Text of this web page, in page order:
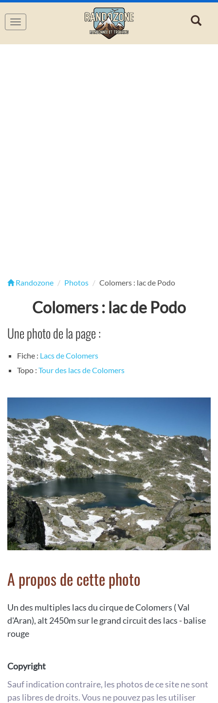
Navigation
Randozone Photos Colomers : lac de Podo
Colomers : lac de Podo
Une photo de la page :
Fiche : Lacs de Colomers
Topo : Tour des lacs de Colomers
A propos de cette photo
Un des multiples lacs du cirque de Colomers ( Val
d'Aran), alt 2450m sur le grand circuit des lacs - balise
rouge
Copyright
Sauf indication contraire, les photos de ce site ne sont
pas libres de droits. Vous ne pouvez pas les utiliser